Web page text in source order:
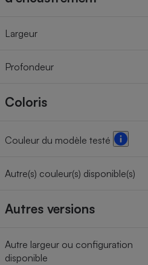
Largeur
Profondeur
Coloris
Couleur du modèle testé
Autre(s) couleur(s) disponible(s)
Autres versions
Autre largeur ou configuration
disponible